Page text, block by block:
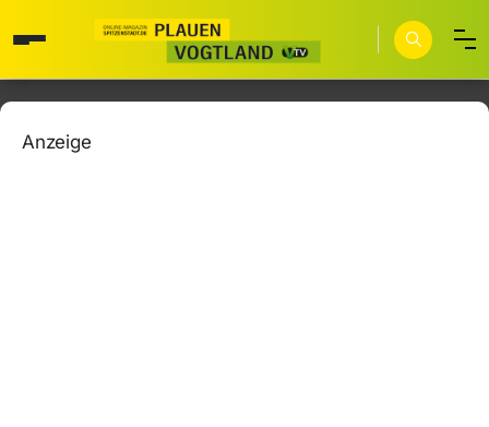
Anzeige